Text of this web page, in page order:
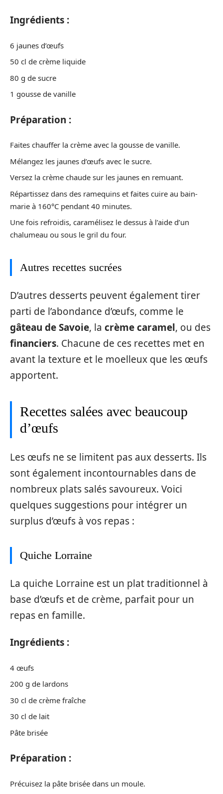
Ingrédients :
6 jaunes d’œufs
50 cl de crème liquide
80 g de sucre
1 gousse de vanille
Préparation :
Faites chauffer la crème avec la gousse de vanille.
Mélangez les jaunes d’œufs avec le sucre.
Versez la crème chaude sur les jaunes en remuant.
Répartissez dans des ramequins et faites cuire au bain-
marie à 160°C pendant 40 minutes.
Une fois refroidis, caramélisez le dessus à l’aide d’un
chalumeau ou sous le gril du four.
Autres recettes sucrées
D’autres desserts peuvent également tirer
parti de l’abondance d’œufs, comme le
gâteau de Savoie, la crème caramel, ou des
financiers. Chacune de ces recettes met en
avant la texture et le moelleux que les œufs
apportent.
Recettes salées avec beaucoup
d’œufs
Les œufs ne se limitent pas aux desserts. Ils
sont également incontournables dans de
nombreux plats salés savoureux. Voici
quelques suggestions pour intégrer un
surplus d’œufs à vos repas :
Quiche Lorraine
La quiche Lorraine est un plat traditionnel à
base d’œufs et de crème, parfait pour un
repas en famille.
Ingrédients :
4 œufs
200 g de lardons
30 cl de crème fraîche
30 cl de lait
Pâte brisée
Préparation :
Précuisez la pâte brisée dans un moule.